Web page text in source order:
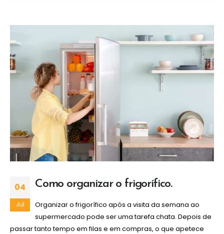
04
Jul
Como organizar o frigorífico.
Organizar o frigorífico após a visita da semana ao
supermercado pode ser uma tarefa chata. Depois de
passar tanto tempo em filas e em compras, o que apetece